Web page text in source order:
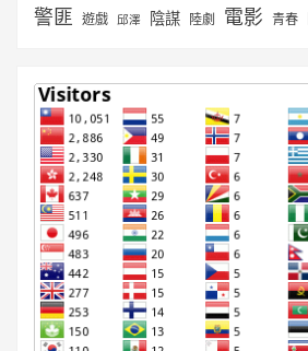
警匪 遊戲 邱澤 陰謀 陸劇 電影 青春